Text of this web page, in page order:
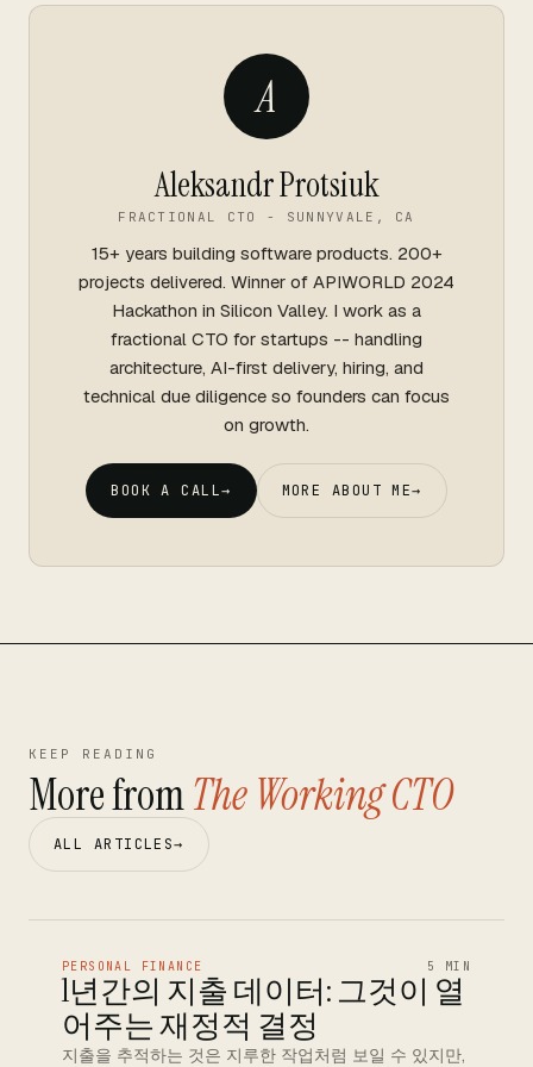
A
Aleksandr Protsiuk
FRACTIONAL CTO - SUNNYVALE, CA
15+ years building software products. 200+
projects delivered. Winner of APIWORLD 2024
Hackathon in Silicon Valley. I work as a
fractional CTO for startups -- handling
architecture, AI-first delivery, hiring, and
technical due diligence so founders can focus
on growth.
BOOK A CALL→ MORE ABOUT ME→
KEEP READING
More fromThe Working CTO
ALL ARTICLES→
PERSONAL FINANCE 5 MIN
1년간의 지출 데이터: 그것이 열
어주는 재정적 결정
지출을 추적하는 것은 지루한 작업처럼 보일 수 있지만,